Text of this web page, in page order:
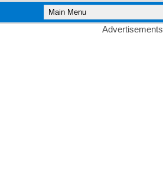
Advertisements